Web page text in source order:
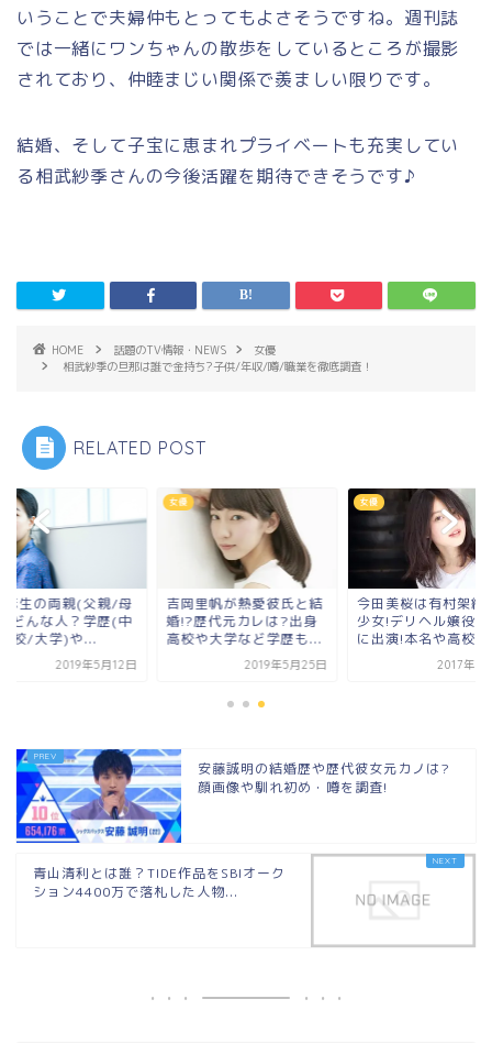
いうことで夫婦仲もとってもよさそうですね。週刊誌
では一緒にワンちゃんの散歩をしているところが撮影
されており、仲睦まじい関係で羨ましい限りです。
結婚、そして子宝に恵まれプライベートも充実してい
る相武紗季さんの今後活躍を期待できそうです♪
HOME 話題のTV情報・NEWS
女優
相武紗季の旦那は誰で金持ち?子供/年収/噂/職業を徹底調査！
RELATED POST
麻生の両親(父親/母
どんな人？学歴(中
校/大学)や...
2019年5月12日
女優
吉岡里帆が熱愛彼氏と結
婚!?歴代元カレは?出身
高校や大学など学歴も...
2019年5月25日
女優
今田美桜は有村架純
少女!デリヘル嬢役
に出演!本名や高校､
2017年9
安藤誠明の結婚歴や歴代彼女元カノは?
顔画像や馴れ初め・噂を調査!
青山清利とは誰？TIDE作品をSBIオーク
ション4400万で落札した人物...